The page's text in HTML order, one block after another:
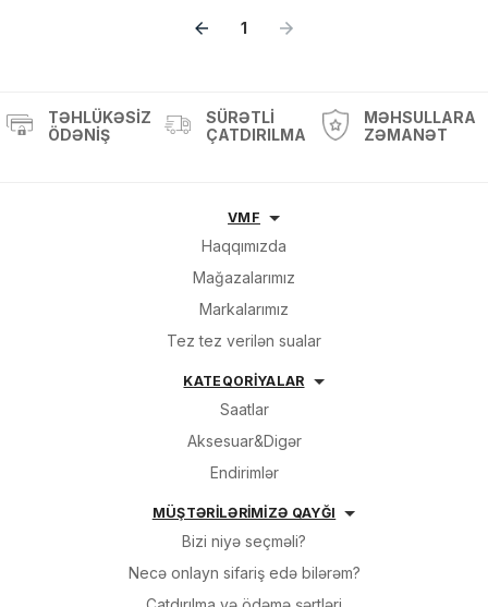
1
(0)
Sifarişi rəsmiləşdir
Alış-verişə davam et
OK
TƏHLÜKƏSIZ
ÖDƏNIŞ
SÜRƏTLI
ÇATDIRILMA
MƏHSULLARA
ZƏMANƏT
VMF
Haqqımızda
Mağazalarımız
Markalarımız
Tez tez verilən sualar
KATEQORİYALAR
Saatlar
Aksesuar&Digər
Endirimlər
MÜŞTƏRİLƏRİMİZƏ QAYĞI
Bizi niyə seçməli?
Necə onlayn sifariş edə bilərəm?